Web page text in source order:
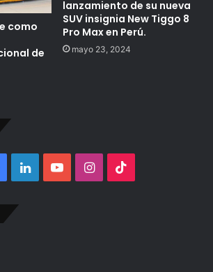
como
de
lanzamiento de su nueva
SUV insignia New Tiggo 8
Pro Max en Perú.
mayo 23, 2024
LinkedInYouTubeInstagram